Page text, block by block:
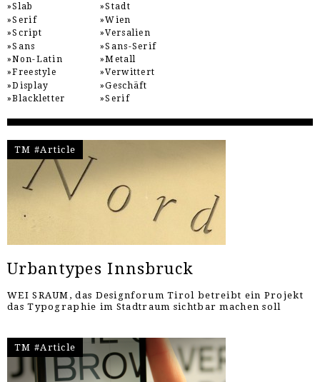
Slab
Serif
Script
Sans
Non-Latin
Freestyle
Display
Blackletter
Stadt
Wien
Versalien
Sans-Serif
Metall
Verwittert
Geschäft
Serif
TM #Article
Urbantypes Innsbruck
WEI SRAUM, das Designforum Tirol betreibt ein Projekt
das Typographie im Stadtraum sichtbar machen soll
TM #Article